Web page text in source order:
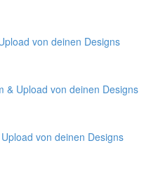
von deinen Designs
& Upload von deinen Designs
von deinen Designs